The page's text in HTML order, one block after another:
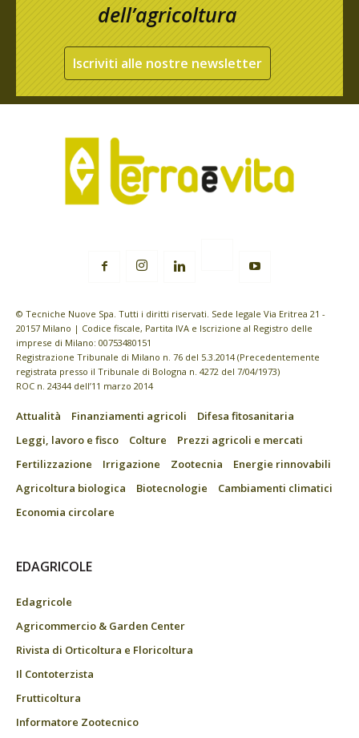
dell’agricoltura
Iscriviti alle nostre newsletter
© Tecniche Nuove Spa. Tutti i diritti riservati. Sede legale Via Eritrea 21 -
20157 Milano | Codice fiscale, Partita IVA e Iscrizione al Registro delle
imprese di Milano: 00753480151
Registrazione Tribunale di Milano n. 76 del 5.3.2014 (Precedentemente
registrata presso il Tribunale di Bologna n. 4272 del 7/04/1973)
ROC n. 24344 dell’11 marzo 2014
Attualità Finanziamenti agricoli
Difesa fitosanitaria
Leggi, lavoro e fisco
Colture
Prezzi agricoli e mercati
Fertilizzazione
Irrigazione Zootecnia
Energie rinnovabili
Agricoltura biologica
Biotecnologie
Cambiamenti climatici
Economia circolare
EDAGRICOLE
Edagricole
Agricommercio & Garden Center
Rivista di Orticoltura e Floricoltura
Il Contoterzista
Frutticoltura
Informatore Zootecnico